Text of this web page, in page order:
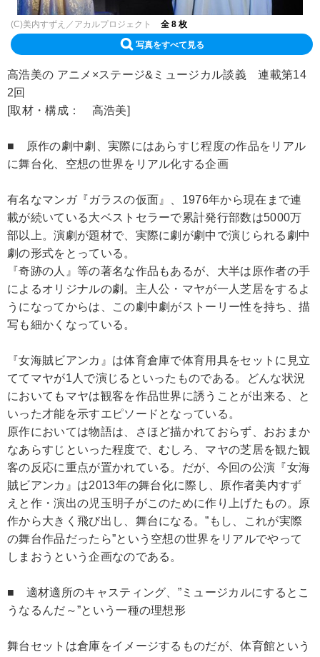
(C)美内すずえ／アカルプロジェクト 全 8 枚
写真をすべて見る
高浩美の アニメ×ステージ&ミュージカル談義 連載第14
2回
[取材・構成： 高浩美]
■ 原作の劇中劇、実際にはあらすじ程度の作品をリアル
に舞台化、空想の世界をリアル化する企画
有名なマンガ『ガラスの仮面』、1976年から現在まで連
載が続いている大ベストセラーで累計発行部数は5000万
部以上。演劇が題材で、実際に劇が劇中で演じられる劇中
劇の形式をとっている。
『奇跡の人』等の著名な作品もあるが、大半は原作者の手
によるオリジナルの劇。主人公・マヤが一人芝居をするよ
うになってからは、この劇中劇がストーリー性を持ち、描
写も細かくなっている。
『女海賊ビアンカ』は体育倉庫で体育用具をセットに見立
ててマヤが1人で演じるといったものである。どんな状況
においてもマヤは観客を作品世界に誘うことが出来る、と
いった才能を示すエピソードとなっている。
原作においては物語は、さほど描かれておらず、おおまか
なあらすじといった程度で、むしろ、マヤの芝居を観た観
客の反応に重点が置かれている。だが、今回の公演『女海
賊ビアンカ』は2013年の舞台化に際し、原作者美内すず
えと作・演出の児玉明子がこのために作り上げたもの。原
作から大きく飛び出し、舞台になる。”もし、これが実際
の舞台作品だったら”という空想の世界をリアルでやって
しまおうという企画なのである。
■ 適材適所のキャスティング、”ミュージカルにするとこ
うなるんだ～”という一種の理想形
舞台セットは倉庫をイメージするものだが、体育館という